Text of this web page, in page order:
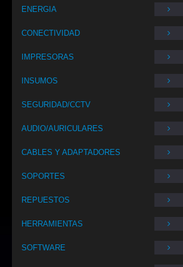
ENERGIA
CONECTIVIDAD
IMPRESORAS
INSUMOS
SEGURIDAD/CCTV
AUDIO/AURICULARES
CABLES Y ADAPTADORES
SOPORTES
REPUESTOS
HERRAMIENTAS
SOFTWARE